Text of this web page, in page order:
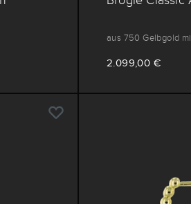
aus 750 Gelbgold
2.099,00 €